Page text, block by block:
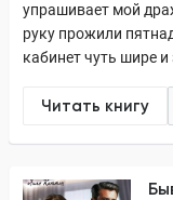
упрашивает мой
руку прожили
кабинет чуть шире
Читать книгу